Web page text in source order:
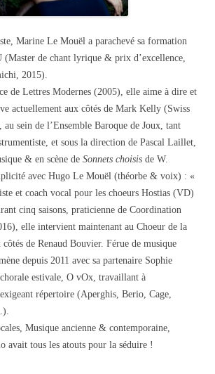
Marine Le Mouël a parachevé sa formation
(Master de chant lyrique & prix d’excellence,
2015).
de Lettres Modernes (2005), elle aime à dire et
actuellement aux côtés de Mark Kelly (Swiss
sein de l’Ensemble Baroque de Joux, tant
et sous la direction de Pascal Laillet,
& en scène de Sonnets choisis de W.
avec Hugo Le Mouël (théorbe & voix) : «
et coach vocal pour les choeurs Hostias (VD)
cinq saisons, praticienne de Coordination
elle intervient maintenant au Choeur de la
de Renaud Bouvier. Férue de musique
depuis 2011 avec sa partenaire Sophie
estivale, O vOx, travaillant à
répertoire (Aperghis, Berio, Cage,
Musique ancienne & contemporaine,
avait tous les atouts pour la séduire !